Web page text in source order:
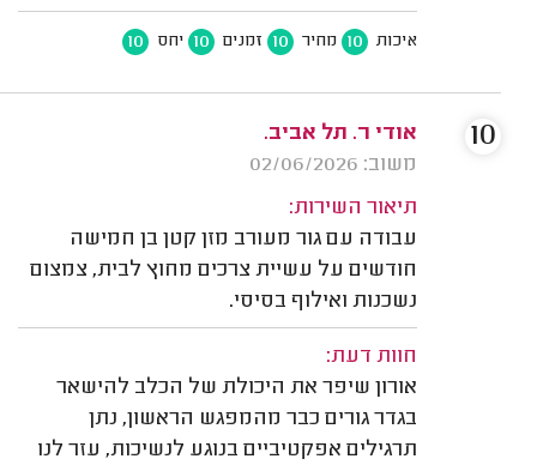
איכות 10 מחיר 10 זמנים 10 יחס 10
אודי ר. תל אביב.
משוב: 02/06/2026
תיאור השירות:
עבודה עם גור מעורב מזן קטן בן חמישה
חודשים על עשיית צרכים מחוץ לבית, צמצום
נשכנות ואילוף בסיסי.
חוות דעת:
אורון שיפר את היכולת של הכלב להישאר
בגדר גורים כבר מהמפגש הראשון, נתן
תרגילים אפקטיביים בנוגע לנשיכות, עזר לנו
10